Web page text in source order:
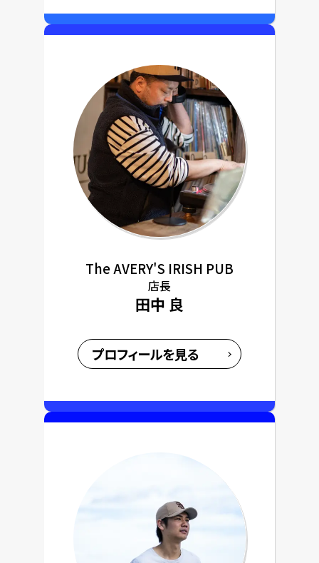
The AVERY'S IRISH PUB
店長
田中 良
プロフィールを見る